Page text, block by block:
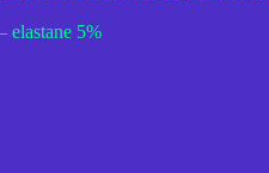
elastane 5%